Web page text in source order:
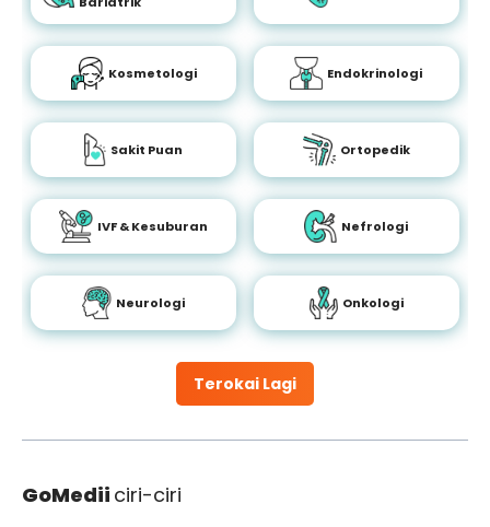
Terokai Lagi
Kosmetologi Endokrinologi
Sakit Puan Ortopedik
IVF & Kesuburan Nefrologi
Neurologi Onkologi
GoMedii ciri-ciri